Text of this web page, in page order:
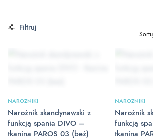
Filtruj
NAROŻNIKI
Narożnik skandynawski z
funkcją spania DIVO –
tkanina PAROS 03 (beż)
NAROŻNIKI
Narożnik
funkcją
tkanina